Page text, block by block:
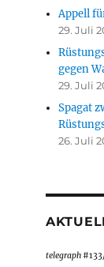
Appell
29. Juli
gegen
29. Juli
Spagat
26. Juli
telegraph